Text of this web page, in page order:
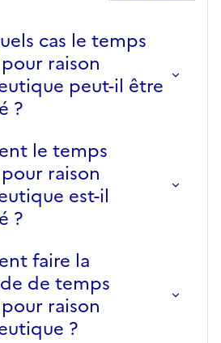
cas le temps
raison
peut-il être
?
le temps
raison
est-il
?
faire la
de temps
raison
?